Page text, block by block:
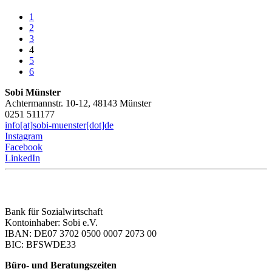
1
2
3
4
5
6
Sobi Münster
Achtermannstr. 10-12, 48143 Münster
0251 511177
info[at]sobi-muenster[dot]de
Instagram
Facebook
LinkedIn
Bank für Sozialwirtschaft
Kontoinhaber: Sobi e.V.
IBAN: DE07 3702 0500 0007 2073 00
BIC: BFSWDE33
Büro- und Beratungszeiten